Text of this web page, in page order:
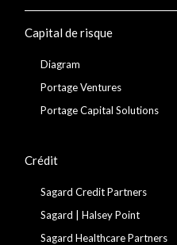
Capital de risque
Diagram
Portage Ventures
Portage Capital Solutions
Crédit
Sagard Credit Partners
Sagard | Halsey Point
Sagard Healthcare Partners